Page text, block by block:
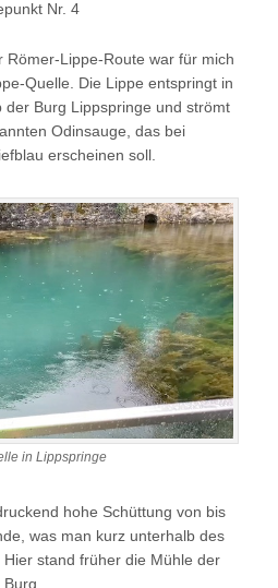
Nr. 4
Römer-Lippe-Route war für mich
Quelle. Die Lippe entspringt in
Burg Lippspringe und strömt
Odinsauge, das bei
erscheinen soll.
in Lippspringe
hohe Schüttung von bis
was man kurz unterhalb des
stand früher die Mühle der
Burg.